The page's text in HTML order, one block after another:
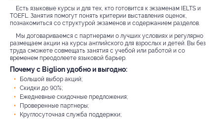
Есть языковые курсы и для тех, кто готовится к экзаменам IELTS и
TOEFL. Занятия помогут понять критерии выставления оценок,
познакомиться со структурой экзаменов и содержанием разделов.
Мы договариваемся с партнерами о лучших условиях и регулярно
размещаем акции на курсы английского для взрослых и детей. Вы без
труда сможете совмещать занятия с учебой или работой и со
временем преодолеете языковой барьер.
Почему с Biglion удобно и выгодно:
Большой выбор акций;
Скидки до 90%;
Ежедневные скидочные предложения;
Проверенные партнеры;
Круглосуточная служба поддержки;